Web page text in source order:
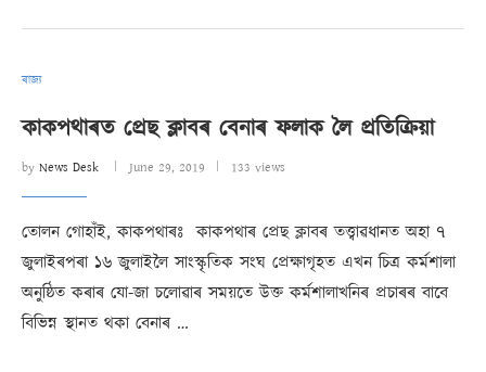
ৰাজ্য
কাকপথাৰত প্ৰেছ ক্লাবৰ বেনাৰ ফলাক লৈ প্ৰতিক্ৰিয়া
by News Desk June 29, 2019 133 views
তোলন গোহাঁই​, কাকপথাৰঃ কাকপথাৰ প্ৰেছ ক্লাবৰ তত্ত্বাৱধানত অহা ৭
জুলাইৰপৰা ১৬ জুলাইলৈ সাংস্কৃতিক সংঘ প্ৰেক্ষাগৃহত এখন চিত্ৰ কৰ্মশালা
অনুষ্ঠিত কৰাৰ যো-জা চলোৱাৰ সময়তে উক্ত কৰ্মশালাখনিৰ প্ৰচাৰৰ বাবে
বিভিন্ন স্থানত থকা বেনাৰ …